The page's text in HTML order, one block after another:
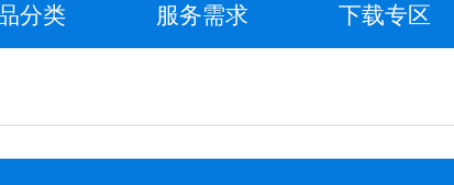
分类 服务需求 下载专区